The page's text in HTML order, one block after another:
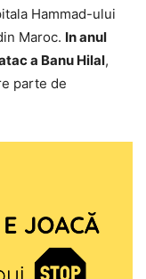
Hammad-ului
Maroc. In anul
a Banu Hilal,
parte de